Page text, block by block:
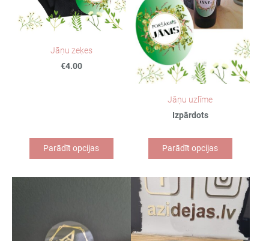
Jāņu zeķes
€4.00
Parādīt opcijas
Jāņu uzlīme
Izpārdots
Parādīt opcijas